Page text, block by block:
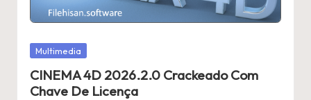
Posted
Multimedia
CINEMA 4D 2026.2.0 Crackeado Com
Chave De Licença